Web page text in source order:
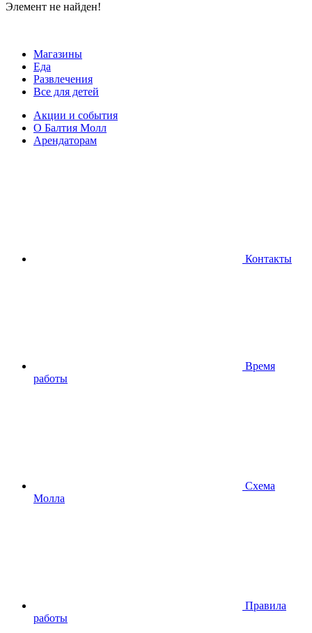
Элемент не найден!
Магазины
Еда
Развлечения
Все для детей
Акции и события
О Балтия Молл
Арендаторам
Контакты
Время
работы
Схема
Молла
Правила
работы